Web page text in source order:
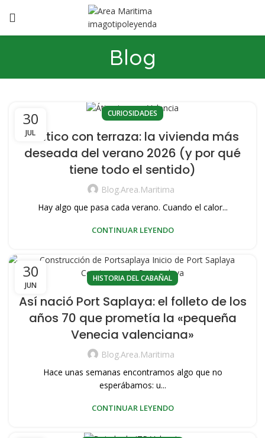
Blog
30
JUL
CURIOSIDADES
El ático con terraza: la vivienda más
deseada del verano 2026 (y por qué
tiene todo el sentido)
Blog.area.maritima
Hay algo que pasa cada verano. Cuando el calor...
CONTINUAR LEYENDO
30
JUN
HISTORIA DEL CABAÑAL
Así nació Port Saplaya: el folleto de los
años 70 que prometía la «pequeña
Venecia valenciana»
Blog.area.maritima
Hace unas semanas encontramos algo que no
esperábamos: u...
CONTINUAR LEYENDO